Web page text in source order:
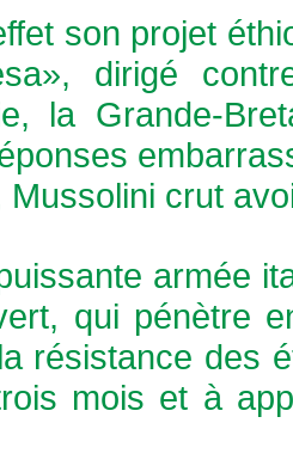
son projet
dirigé
la Grande-
crut
armée
qui pénètre
résistance des
mois et à